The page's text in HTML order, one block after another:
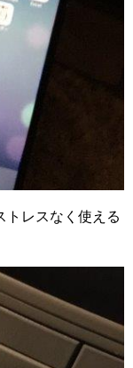
トレスなく使える